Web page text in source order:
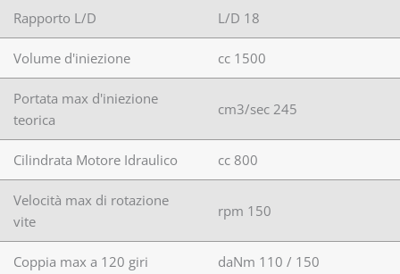
Rapporto L/D L/D 18
Volume d'iniezione cc 1500
Portata max d'iniezione
teorica
cm3/sec 245
Cilindrata Motore Idraulico cc 800
Velocità max di rotazione
vite
rpm 150
Coppia max a 120 giri daNm 110 / 150